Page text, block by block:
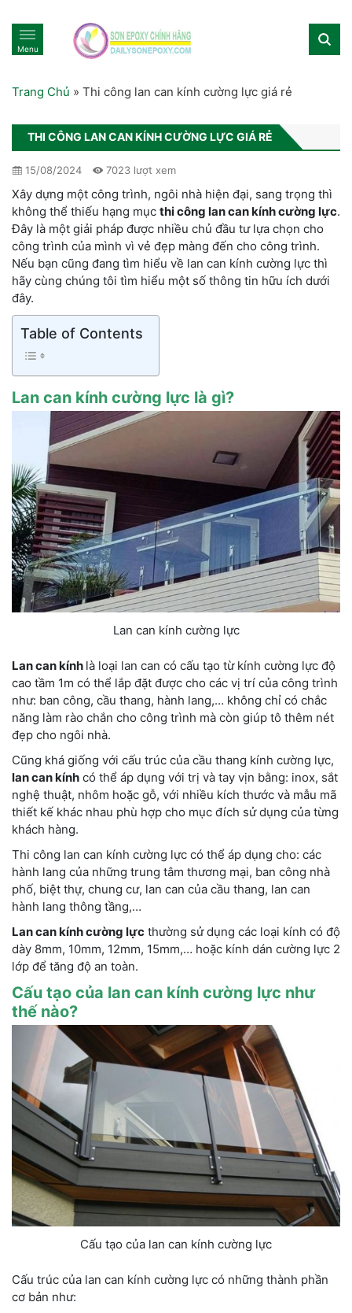
Menu
Trang Chủ » Thi công lan can kính cường lực giá rẻ
THI CÔNG LAN CAN KÍNH CƯỜNG LỰC GIÁ RẺ
15/08/2024 7023 lượt xem
Xây dựng một công trình, ngôi nhà hiện đại, sang trọng thì
không thể thiếu hạng mục thi công lan can kính cường lực.
Đây là một giải pháp được nhiều chủ đầu tư lựa chọn cho
công trình của mình vì vẻ đẹp màng đến cho công trình.
Nếu bạn cũng đang tìm hiểu về lan can kính cường lực thì
hãy cùng chúng tôi tìm hiểu một số thông tin hữu ích dưới
đây.
Table of Contents
Lan can kính cường lực là gì?
Lan can kính cường lực
Lan can kính là loại lan can có cấu tạo từ kính cường lực độ
cao tầm 1m có thể lắp đặt được cho các vị trí của công trình
như: ban công, cầu thang, hành lang,… không chỉ có chắc
năng làm rào chắn cho công trình mà còn giúp tô thêm nét
đẹp cho ngôi nhà.
Cũng khá giống với cấu trúc của cầu thang kính cường lực,
lan can kính có thể áp dụng với trị và tay vịn bằng: inox, sắt
nghệ thuật, nhôm hoặc gỗ, với nhiều kích thước và mẫu mã
thiết kế khác nhau phù hợp cho mục đích sử dụng của từng
khách hàng.
Thi công lan can kính cường lực có thể áp dụng cho: các
hành lang của những trung tâm thương mại, ban công nhà
phố, biệt thự, chung cư, lan can của cầu thang, lan can
hành lang thông tầng,…
Lan can kính cường lực thường sử dụng các loại kính có độ
dày 8mm, 10mm, 12mm, 15mm,… hoặc kính dán cường lực 2
lớp để tăng độ an toàn.
Cấu tạo của lan can kính cường lực như
thế nào?
Cấu tạo của lan can kính cường lực
Cấu trúc của lan can kính cường lực có những thành phần
cơ bản như: